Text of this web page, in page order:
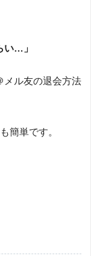
い…」
メル友の退会方法
簡単です。